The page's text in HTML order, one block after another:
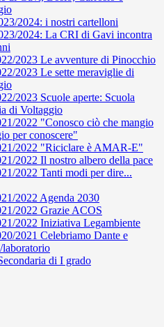
2024: i nostri cartelloni
2024: La CRI di Gavi incontra
2023 Le avventure di Pinocchio
2023 Le sette meraviglie di
2023 Scuole aperte: Scuola
di Voltaggio
2022 "Conosco ciò che mangio
per conoscere"
2022 "Riciclare è AMAR-E"
2022 Il nostro albero della pace
2022 Tanti modi per dire...
2022 Agenda 2030
2022 Grazie ACOS
2022 Iniziativa Legambiente
2021 Celebriamo Dante e
laboratorio
di I grado